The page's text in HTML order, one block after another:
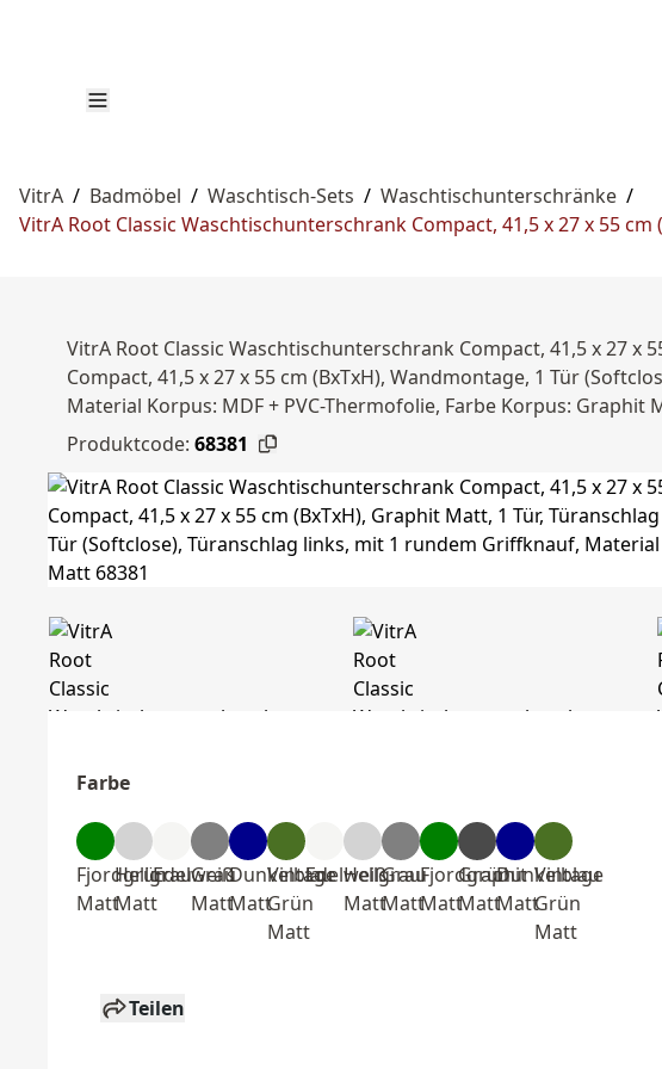
VitrA / Badmöbel / Waschtisch-Sets / Waschtischunterschränke /
VitrA Root Classic Waschtischunterschrank Compact, 41,5 x 27 x 55
VitrA Root Classic Waschtischunterschrank Compact, 41,5 x 27 x
Compact, 41,5 x 27 x 55 cm (BxTxH), Wandmontage, 1 Tür
Material Korpus: MDF + PVC-Thermofolie, Farbe Korpus: Graphit
Produktcode: 68381
Farbe
Fjordgrün
Matt
Hellgrau
Matt
Edelweiß
Grau
Matt
Dunkelblau
Matt
Vintage
Grün
Matt
Edelweiß
Hellgrau
Matt
Grau
Matt
Fjordgrün
Matt
Graphit
Matt
Dunkelblau
Matt
Vintage
Grün
Matt
Teilen